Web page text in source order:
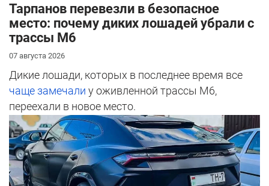
Тарпанов перевезли в безопасное
место: почему диких лошадей убрали с
трассы М6
07 августа 2026
Дикие лошади, которых в последнее время все
чаще замечали у оживленной трассы М6,
переехали в новое место.